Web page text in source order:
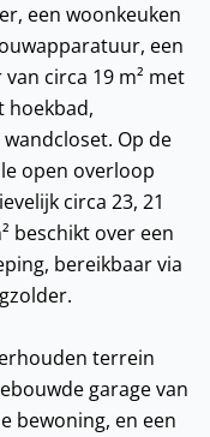
een woonkeuken
een
circa 19 m² met
hoekbad,
Op de
open overloop
circa 23, 21
beschikt over een
bereikbaar via
terrein
garage van
bewoning, en een